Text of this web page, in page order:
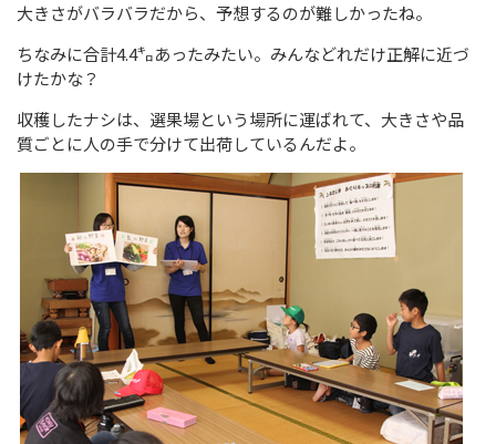
大きさがバラバラだから、予想するのが難しかったね。
ちなみに合計4.4㌔あったみたい。みんなどれだけ正解に近づ
けたかな？
収穫したナシは、選果場という場所に運ばれて、大きさや品
質ごとに人の手で分けて出荷しているんだよ。